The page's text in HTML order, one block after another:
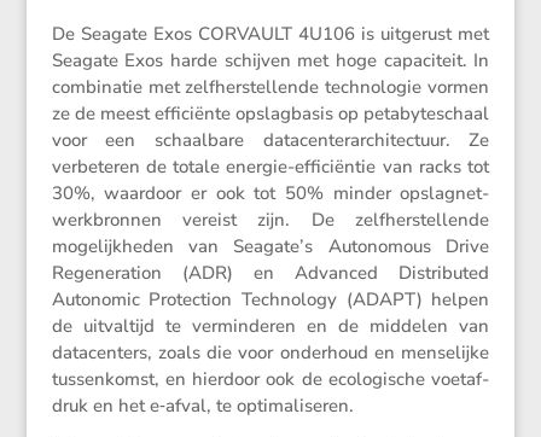
De Seagate Exos CORVAULT 4U106 is uitge­rust met
Seagate Exos harde schijven met hoge capaci­teit. In
combi­natie met zelfher­stel­lende techno­logie vormen
ze de meest effici­ënte opslag­basis op petaby­te­schaal
voor een schaal­bare datacen­ter­ar­chi­tec­tuur. Ze
verbe­teren de totale energie-effici­ëntie van racks tot
30%, waardoor er ook tot 50% minder opslag­net­
werk­bronnen vereist zijn. De zelfher­stel­lende
mogelijk­heden van Seagate’s Autono­mous Drive
Regene­ra­tion (ADR) en Advanced Distri­buted
Autonomic Protec­tion Techno­logy (ADAPT) helpen
de uitval­tijd te vermin­deren en de middelen van
datacen­ters, zoals die voor onder­houd en mense­lijke
tussen­komst, en hierdoor ook de ecolo­gi­sche voetaf­
druk en het e‑afval, te optimaliseren.